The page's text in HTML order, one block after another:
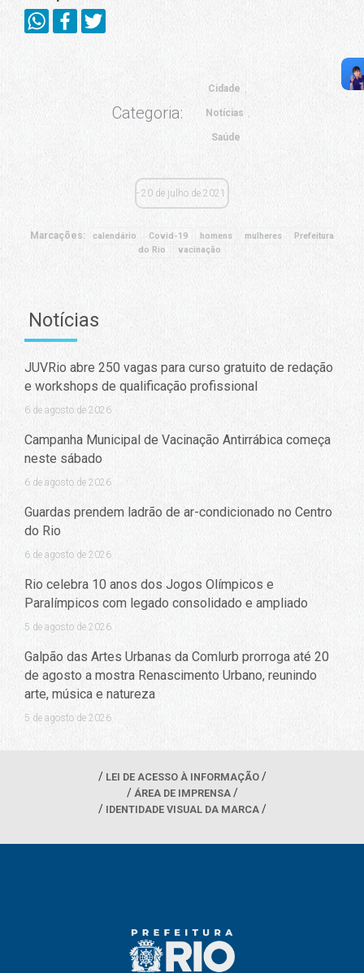
Categoria:
Cidade
Notícias
Saúde
20 de julho de 2021
Marcações: calendário Covid-19 homens mulheres
Prefeitura
do Rio
vacinação
Notícias
JUVRio abre 250 vagas para curso gratuito de redação
e workshops de qualificação profissional
6 de agosto de 2026
Campanha Municipal de Vacinação Antirrábica começa
neste sábado
6 de agosto de 2026
Guardas prendem ladrão de ar-condicionado no Centro
do Rio
6 de agosto de 2026
Rio celebra 10 anos dos Jogos Olímpicos e
Paralímpicos com legado consolidado e ampliado
5 de agosto de 2026
Galpão das Artes Urbanas da Comlurb prorroga até 20
de agosto a mostra Renascimento Urbano, reunindo
arte, música e natureza
5 de agosto de 2026
LEI DE ACESSO À INFORMAÇÃO
ÁREA DE IMPRENSA
IDENTIDADE VISUAL DA MARCA